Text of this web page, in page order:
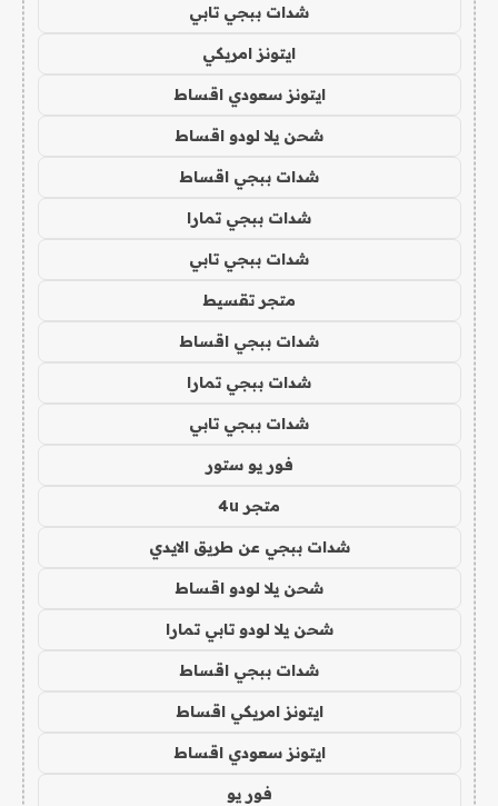
شدات ببجي تابي
ايتونز امريكي
ايتونز سعودي اقساط
شحن يلا لودو اقساط
شدات ببجي اقساط
شدات ببجي تمارا
شدات ببجي تابي
متجر تقسيط
شدات ببجي اقساط
شدات ببجي تمارا
شدات ببجي تابي
فور يو ستور
متجر 4u
شدات ببجي عن طريق الايدي
شحن يلا لودو اقساط
شحن يلا لودو تابي تمارا
شدات ببجي اقساط
ايتونز امريكي اقساط
ايتونز سعودي اقساط
فور يو